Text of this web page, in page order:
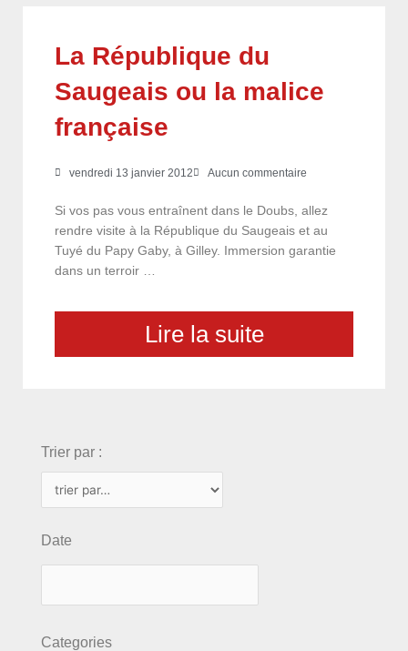
La République du
Saugeais ou la malice
française
vendredi 13 janvier 2012 Aucun commentaire
Si vos pas vous entraînent dans le Doubs, allez
rendre visite à la République du Saugeais et au
Tuyé du Papy Gaby, à Gilley. Immersion garantie
dans un terroir …
Lire la suite
Trier par :
Date
Categories